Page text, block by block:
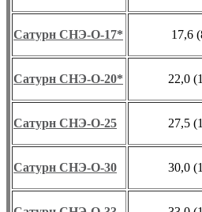
Сатурн СНЭ-О-17* 17,6
Сатурн СНЭ-О-20* 22,0
Сатурн СНЭ-О-25 27,5
Сатурн СНЭ-О-30 30,0